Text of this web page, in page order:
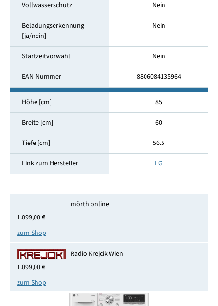
Vollwasserschutz Nein
Beladungserkennung
[ja/nein]
Nein
Startzeitvorwahl Nein
EAN-Nummer 8806084135964
Höhe [cm] 85
Breite [cm] 60
Tiefe [cm] 56.5
Link zum Hersteller LG
mörth online
1.099,00 €
zum Shop
Radio Krejcik Wien
1.099,00 €
zum Shop